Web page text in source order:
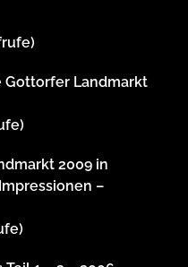
Gottorfer Landmarkt
2009 in
–